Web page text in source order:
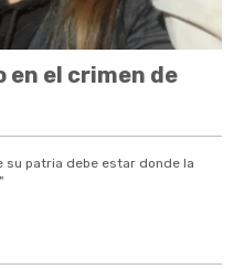
en el crimen de
su patria debe estar donde la